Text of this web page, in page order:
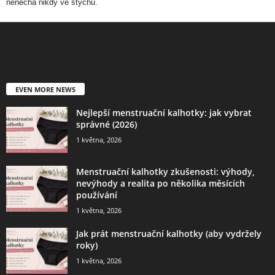
nenechá nikdy ve štychu.
EVEN MORE NEWS
Nejlepší menstruační kalhotky: jak vybrat
správné (2026)
1 května, 2026
Menstruační kalhotky zkušenosti: výhody,
nevýhody a realita po několika měsících
používání
1 května, 2026
Jak prát menstruační kalhotky (aby vydržely
roky)
1 května, 2026